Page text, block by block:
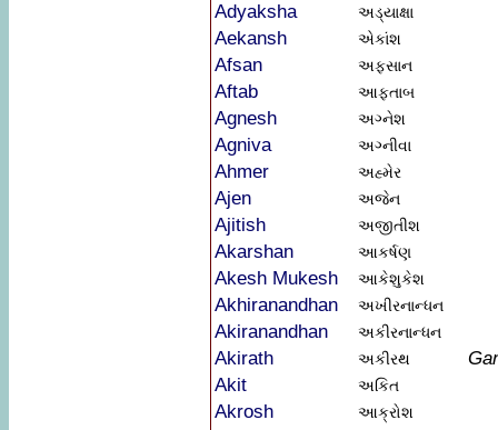
Adyaksha અડ્યાક્ષા
Aekansh એકાંશ
Afsan અફસાન
Aftab આફતાબ
Agnesh અગ્નેશ
Agniva અગ્નીવા
Ahmer અહ્મેર
Ajen અજેન
Ajitish અજીતીશ
Akarshan આકર્ષણ
Akesh Mukesh આકેશુકેશ
Akhiranandhan અખીરનાન્ધન
Akiranandhan અકીરનાન્ધન
Akirath અકીરથ
Akit
અકિત
Akrosh આક્રોશ